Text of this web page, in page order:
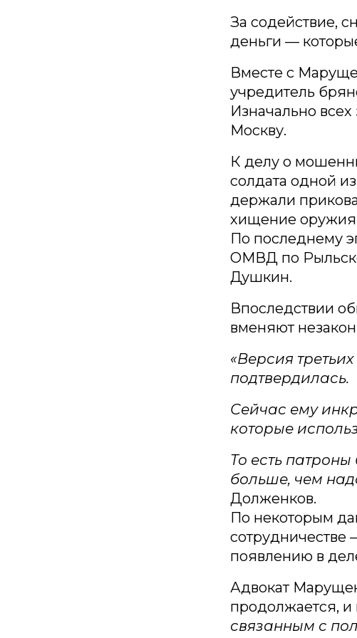
За содействие,
деньги —
Вместе с
учредитель
Изначально
Москву.
К делу о
солдата одной
держали
хищение
По последнему
ОМВД по
Душкин.
Впоследствии
вменяют
«Версия
подтвердилась.
Сейчас ему
которые
То есть
больше, чем
Долженков.
По некоторым
сотрудничестве
появлению в
Адвокат
продолжается, и
связанным с